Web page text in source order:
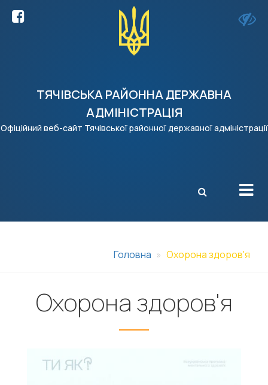
ТЯЧІВСЬКА РАЙОННА ДЕРЖАВНА
АДМІНІСТРАЦІЯ
Офіційний веб-сайт Тячівської районної державної адміністрації
X
Головна Охорона здоров'я
Охорона здоров'я